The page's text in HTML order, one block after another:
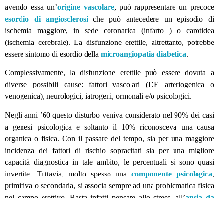
avendo essa un’origine vascolare, può rappresentare un precoce
esordio di angiosclerosiche può antecedere un episodio di
ischemia maggiore, in sede coronarica (infarto ) o carotidea
(ischemia cerebrale). La disfunzione erettile, altrettanto, potrebbe
essere sintomo di esordio della microangiopatia diabetica.
Complessivamente, la disfunzione erettile può essere dovuta a
diverse possibili cause: fattori vascolari (DE arteriogenica o
venogenica), neurologici, iatrogeni, ormonali e/o psicologici.
Negli anni ’60 questo disturbo veniva considerato nel 90% dei casi
a genesi psicologica e soltanto il 10% riconosceva una causa
organica o fisica. Con il passare del tempo, sia per una maggiore
incidenza dei fattori di rischio sopracitati sia per una migliore
capacità diagnostica in tale ambito, le percentuali si sono quasi
invertite. Tuttavia, molto spesso unacomponente psicologica,
primitiva o secondaria, si associa sempre ad una problematica fisica